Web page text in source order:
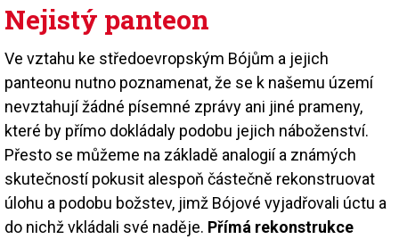
Nejistý panteon
Ve vztahu ke středoevropským Bójům a jejich
panteonu nutno poznamenat, že se k našemu území
nevztahují žádné písemné zprávy ani jiné prameny,
které by přímo dokládaly podobu jejich náboženství.
Přesto se můžeme na základě analogií a známých
skutečností pokusit alespoň částečně rekonstruovat
úlohu a podobu božstev, jimž Bójové vyjadřovali úctu a
do nichž vkládali své naděje. Přímá rekonstrukce